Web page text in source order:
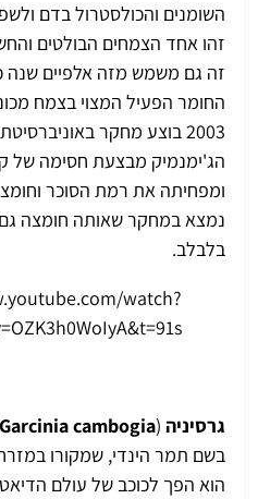
השומנים והכולסטרול בדם
זהו אחד הצמחים הבולטים
זה גם משמש מזה אלפיים שנה
החומר הפעיל המצוי בצמח
2003 בוצע מחקר באוניברסיטת טנסי
הג'ימנמיק מבצעת חסימה של
ומפחיתה את רמת הסוכר
נמצא במחקר שאותה חומצה
בלבלב.
watch?
גרסיניה(
Garcinia cambogia)
בשם תמר הינדי, שמקורו
הוא הפך לכוכב של עולם